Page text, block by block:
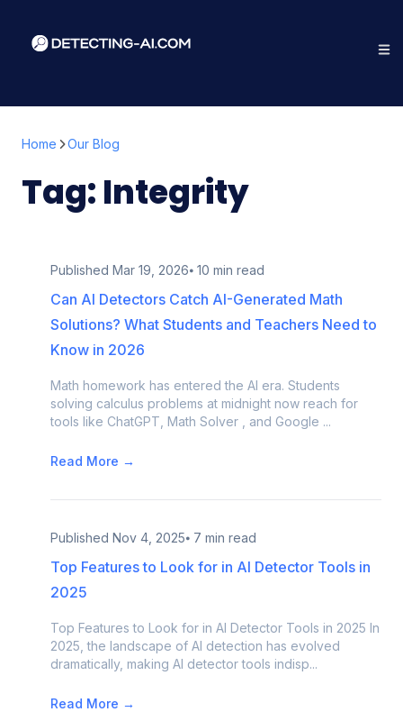
Home Our Blog
Tag:Integrity
Published Mar 19, 2026⦁ 10 min read
Can AI Detectors Catch AI-Generated Math
Solutions? What Students and Teachers Need to
Know in 2026
Math homework has entered the AI era. Students
solving calculus problems at midnight now reach for
tools like ChatGPT, Math Solver , and Google ...
Read More →
Published Nov 4, 2025⦁ 7 min read
Top Features to Look for in AI Detector Tools in
2025
Top Features to Look for in AI Detector Tools in 2025 In
2025, the landscape of AI detection has evolved
dramatically, making AI detector tools indisp...
Read More →